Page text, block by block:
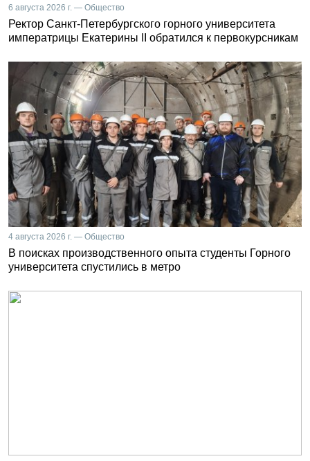
6 августа 2026 г. — Общество
Ректор Санкт-Петербургского горного университета
императрицы Екатерины II обратился к первокурсникам
4 августа 2026 г. — Общество
В поисках производственного опыта студенты Горного
университета спустились в метро